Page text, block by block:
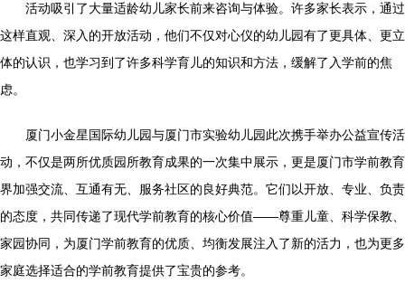
活动吸引了大量适龄幼儿家长前来咨询与体验。许多家长表示，通过
这样直观、深入的开放活动，他们不仅对心仪的幼儿园有了更具体、更立
体的认识，也学习到了许多科学育儿的知识和方法，缓解了入学前的焦
虑。
厦门小金星国际幼儿园与厦门市实验幼儿园此次携手举办公益宣传活
动，不仅是两所优质园所教育成果的一次集中展示，更是厦门市学前教育
界加强交流、互通有无、服务社区的良好典范。它们以开放、专业、负责
的态度，共同传递了现代学前教育的核心价值——尊重儿童、科学保教、
家园协同，为厦门学前教育的优质、均衡发展注入了新的活力，也为更多
家庭选择适合的学前教育提供了宝贵的参考。